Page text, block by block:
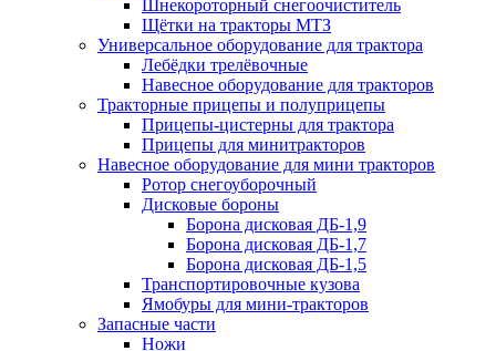
Шнекороторный снегоочиститель
Щётки на тракторы МТЗ
Универсальное оборудование для трактора
Лебёдки трелёвочные
Навесное оборудование для тракторов
Тракторные прицепы и полуприцепы
Прицепы-цистерны для трактора
Прицепы для минитракторов
Навесное оборудование для мини тракторов
Ротор снегоуборочный
Дисковые бороны
Борона дисковая ДБ-1,9
Борона дисковая ДБ-1,7
Борона дисковая ДБ-1,5
Транспортировочные кузова
Ямобуры для мини-тракторов
Запасные части
Ножи